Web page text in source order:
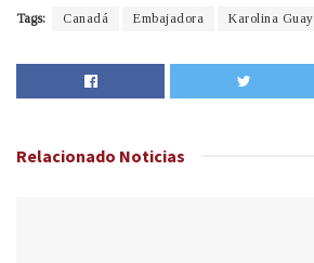
Tags: Canadá Embajadora Karolina Guay
Relacionado Noticias